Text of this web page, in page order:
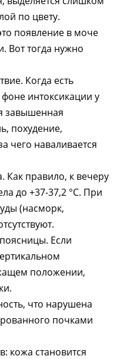
по цвету.
появление в моче
Вот тогда нужно
Когда есть
интоксикации у
завышенная
похудение,
чего наваливается
Как правило, к вечеру
до +37-37,2 °С. При
(насморк,
Если
положении,
что нарушена
почками
кожа становится